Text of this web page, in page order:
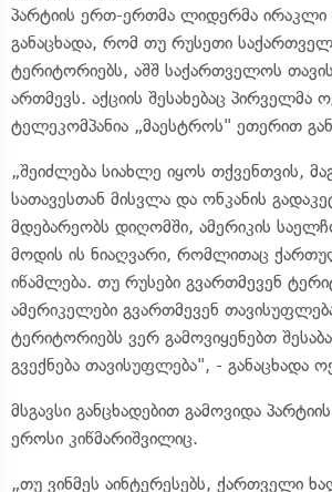
პარტიის ერთ-ერთმა ლიდერმა ირაკლი
განაცხადა, რომ თუ რუსეთი
ტერიტორიებს, აშშ საქართველოს
ართმევს. აქციის შესახებაც პირველმა
ტელეკომპანია „მაესტროს" ეთერით
„შეიძლება სიახლე იყოს თქვენთვის,
სათავესთან მისვლა და ონკანის
მდებარეობს დიღომში, ამერიკის
მოდის ის ნიაღვარი, რომლითაც
იწამლება. თუ რუსები გვართმევენ
ამერიკელები გვართმევენ
ტერიტორიებს ვერ გამოვიყენებთ
გვექნება თავისუფლება", - განაცხადა
მსგავსი განცხადებით გამოვიდა
ეროსი კიწმარიშვილიც.
„თუ ვინმეს აინტერესებს, ქართველი